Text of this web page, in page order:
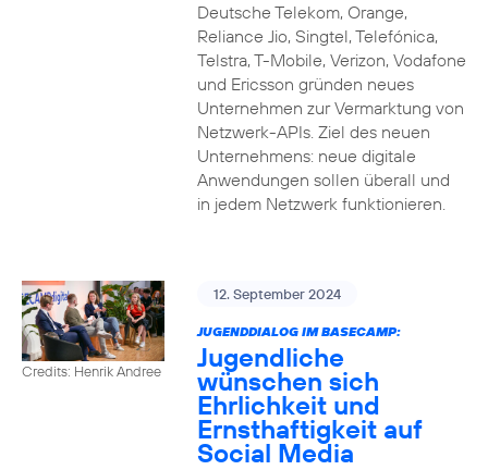
Deutsche Telekom, Orange,
Reliance Jio, Singtel, Telefónica,
Telstra, T-Mobile, Verizon, Vodafone
und Ericsson gründen neues
Unternehmen zur Vermarktung von
Netzwerk-APIs. Ziel des neuen
Unternehmens: neue digitale
Anwendungen sollen überall und
in jedem Netzwerk funktionieren.
Credits: Henrik Andree
12. September 2024
JUGENDDIALOG IM BASECAMP:
Jugendliche
wünschen sich
Ehrlichkeit und
Ernsthaftigkeit auf
Social Media